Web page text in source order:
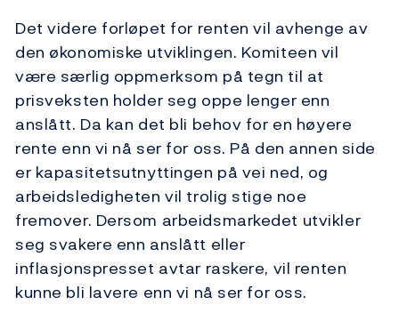
Det videre forløpet for renten vil avhenge av
den økonomiske utviklingen. Komiteen vil
være særlig oppmerksom på tegn til at
prisveksten holder seg oppe lenger enn
anslått. Da kan det bli behov for en høyere
rente enn vi nå ser for oss. På den annen side
er kapasitetsutnyttingen på vei ned, og
arbeidsledigheten vil trolig stige noe
fremover. Dersom arbeidsmarkedet utvikler
seg svakere enn anslått eller
inflasjonspresset avtar raskere, vil renten
kunne bli lavere enn vi nå ser for oss.